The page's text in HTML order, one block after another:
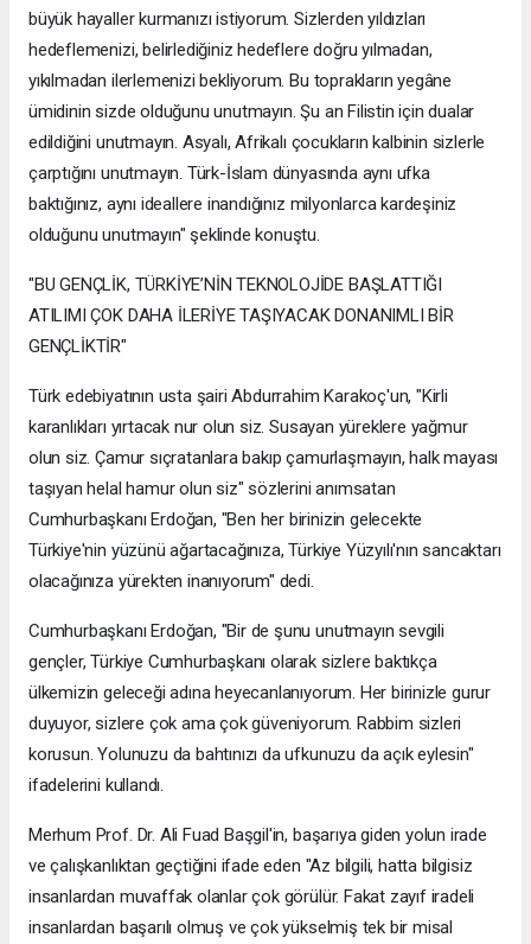
büyük hayaller kurmanızı istiyorum. Sizlerden yıldızları
hedeflemenizi, belirlediğiniz hedeflere doğru yılmadan,
yıkılmadan ilerlemenizi bekliyorum. Bu toprakların yegâne
ümidinin sizde olduğunu unutmayın. Şu an Filistin için dualar
edildiğini unutmayın. Asyalı, Afrikalı çocukların kalbinin sizlerle
çarptığını unutmayın. Türk-İslam dünyasında aynı ufka
baktığınız, aynı ideallere inandığınız milyonlarca kardeşiniz
olduğunu unutmayın" şeklinde konuştu.
"BU GENÇLİK, TÜRKİYE’NİN TEKNOLOJİDE BAŞLATTIĞI
ATILIMI ÇOK DAHA İLERİYE TAŞIYACAK DONANIMLI BİR
GENÇLİKTİR"
Türk edebiyatının usta şairi Abdurrahim Karakoç'un, "Kirli
karanlıkları yırtacak nur olun siz. Susayan yüreklere yağmur
olun siz. Çamur sıçratanlara bakıp çamurlaşmayın, halk mayası
taşıyan helal hamur olun siz" sözlerini anımsatan
Cumhurbaşkanı Erdoğan, "Ben her birinizin gelecekte
Türkiye'nin yüzünü ağartacağınıza, Türkiye Yüzyılı'nın sancaktarı
olacağınıza yürekten inanıyorum" dedi.
Cumhurbaşkanı Erdoğan, "Bir de şunu unutmayın sevgili
gençler, Türkiye Cumhurbaşkanı olarak sizlere baktıkça
ülkemizin geleceği adına heyecanlanıyorum. Her birinizle gurur
duyuyor, sizlere çok ama çok güveniyorum. Rabbim sizleri
korusun. Yolunuzu da bahtınızı da ufkunuzu da açık eylesin"
ifadelerini kullandı.
Merhum Prof. Dr. Ali Fuad Başgil'in, başarıya giden yolun irade
ve çalışkanlıktan geçtiğini ifade eden "Az bilgili, hatta bilgisiz
insanlardan muvaffak olanlar çok görülür. Fakat zayıf iradeli
insanlardan başarılı olmuş ve çok yükselmiş tek bir misal